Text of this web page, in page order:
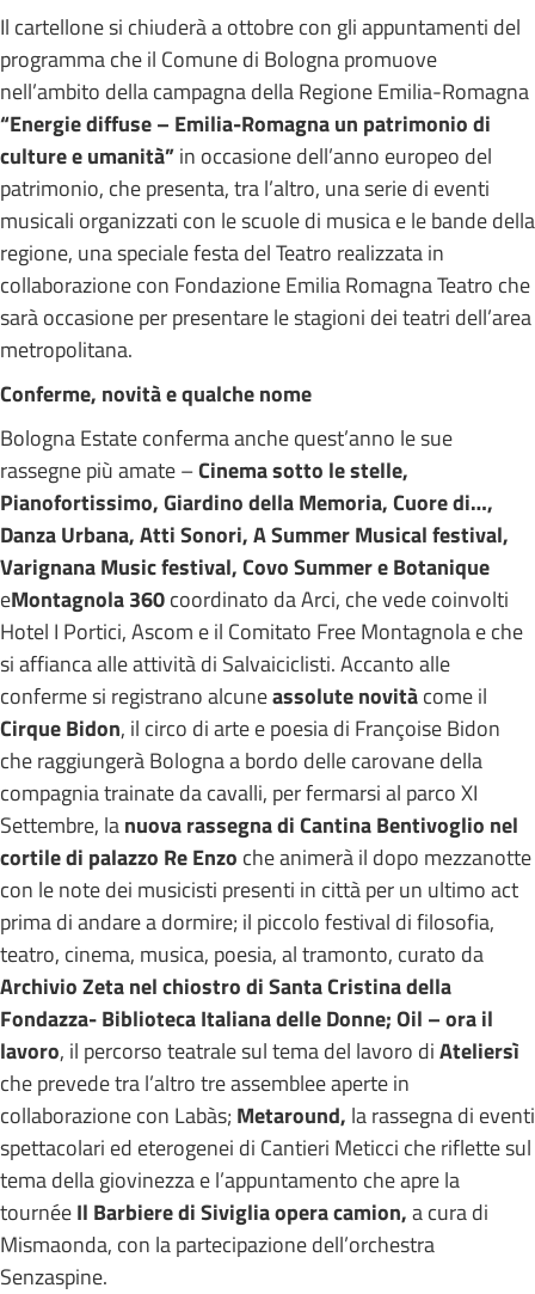
Il cartellone si chiuderà a ottobre con gli appuntamenti del
programma che il Comune di Bologna promuove
nell’ambito della campagna della Regione Emilia-Romagna
“Energie diffuse – Emilia-Romagna un patrimonio di
culture e umanità”in occasione dell’anno europeo del
patrimonio, che presenta, tra l’altro, una serie di eventi
musicali organizzati con le scuole di musica e le bande della
regione, una speciale festa del Teatro realizzata in
collaborazione con Fondazione Emilia Romagna Teatro che
sarà occasione per presentare le stagioni dei teatri dell’area
metropolitana.
Conferme, novità e qualche nome
Bologna Estate conferma anche quest’anno le sue
rassegne più amate –Cinema sotto le stelle,
Pianofortissimo, Giardino della Memoria, Cuore di…,
Danza Urbana, Atti Sonori, A Summer Musical festival,
Varignana Music festival, Covo Summer e Botanique
eMontagnola 360coordinato da Arci, che vede coinvolti
Hotel I Portici, Ascom e il Comitato Free Montagnola e che
si affianca alle attività di Salvaiciclisti. Accanto alle
conferme si registrano alcuneassolute novitàcome il
Cirque Bidon, il circo di arte e poesia di Françoise Bidon
che raggiungerà Bologna a bordo delle carovane della
compagnia trainate da cavalli, per fermarsi al parco XI
Settembre, lanuova rassegna di Cantina Bentivoglio nel
cortile di palazzo Re Enzo che animerà il dopo mezzanotte
con le note dei musicisti presenti in città per un ultimo act
prima di andare a dormire; il piccolo festival di filosofia,
teatro, cinema, musica, poesia, al tramonto, curato da
Archivio Zeta nel chiostro di Santa Cristina della
Fondazza- Biblioteca Italiana delle Donne;Oil – ora il
lavoro, il percorso teatrale sul tema del lavoro diAteliersì
che prevede tra l’altro tre assemblee aperte in
collaborazione con Labàs; Metaround, la rassegna di eventi
spettacolari ed eterogenei di Cantieri Meticci che riflette sul
tema della giovinezza e l’appuntamento che apre la
tournéeIl Barbiere di Siviglia opera camion,a cura di
Mismaonda, con la partecipazione dell’orchestra
Senzaspine.